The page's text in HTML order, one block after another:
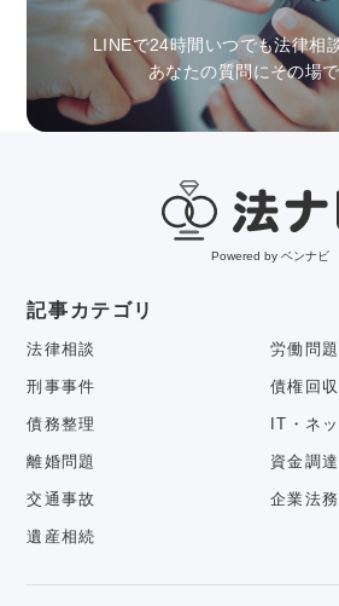
LINEで24時間いつでも法律相
あなたの質問にその場で
Powered by ベンナビ
記事カテゴリ
法律相談 労働問題
刑事事件 債権回収
債務整理 IT・ネ
離婚問題 資金調達
交通事故 企業法務
遺産相続